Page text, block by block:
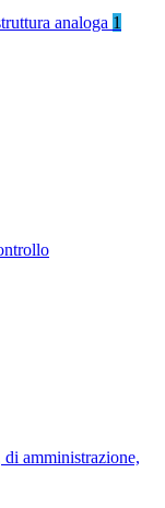
analoga 1
amministrazione,